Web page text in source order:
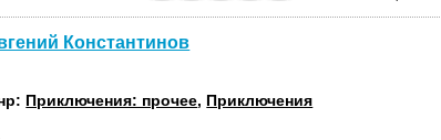
Константинов
Приключения: прочее, Приключения